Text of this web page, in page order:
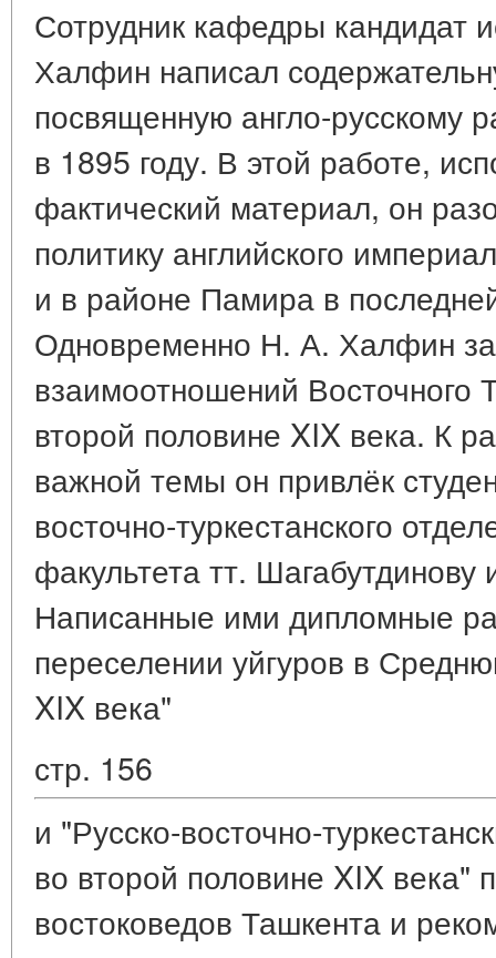
Сотрудник кафедры кандидат
Халфин написал
посвященную англо-русскому
в 1895 году. В этой работе,
фактический материал, он
политику английского
и в районе Памира в
Одновременно Н. А. Халфин
взаимоотношений Восточного
второй половине XIX века. К
важной темы он привлёк
восточно-туркестанского
факультета тт.
Написанные ими дипломные
переселении уйгуров в
XIX века"
стр. 156
и "Русско-восточно-
во второй половине XIX века"
востоковедов Ташкента и